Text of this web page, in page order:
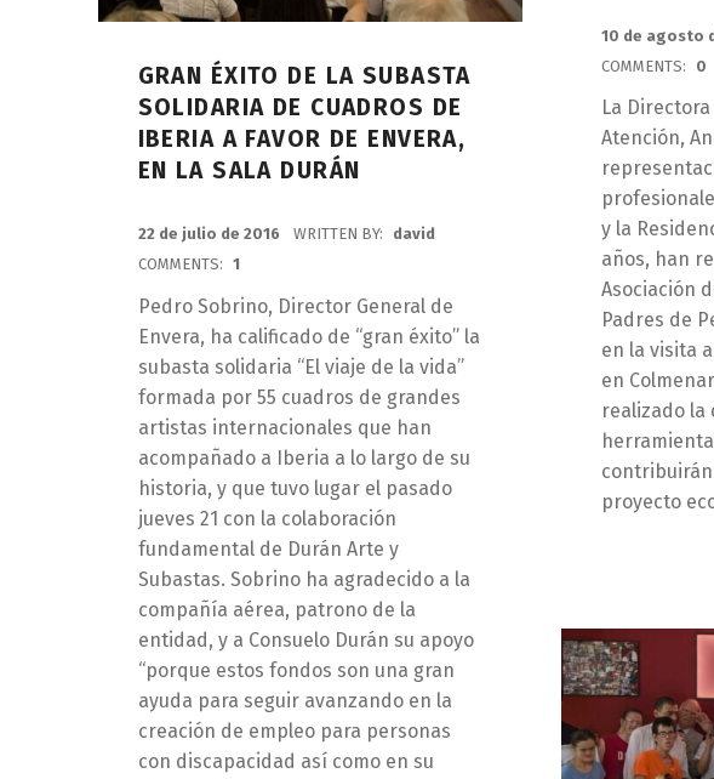
10 de agosto
COMMENTS:
0
La
Atención,
y la
años, han
Asociación
Padres de
en la visita
en
realizado la
proyecto
GRAN ÉXITO DE LA SUBASTA
SOLIDARIA DE CUADROS DE
IBERIA A FAVOR DE ENVERA,
EN LA SALA DURÁN
22 de julio de 2016 WRITTEN BY:
david
COMMENTS: 1
Pedro Sobrino, Director General de
Envera, ha calificado de “gran éxito” la
subasta solidaria “El viaje de la vida”
formada por 55 cuadros de grandes
artistas internacionales que han
acompañado a Iberia a lo largo de su
historia, y que tuvo lugar el pasado
jueves 21 con la colaboración
fundamental de Durán Arte y
Subastas. Sobrino ha agradecido a la
compañía aérea, patrono de la
entidad, y a Consuelo Durán su apoyo
“porque estos fondos son una gran
ayuda para seguir avanzando en la
creación de empleo para personas
con discapacidad así como en su